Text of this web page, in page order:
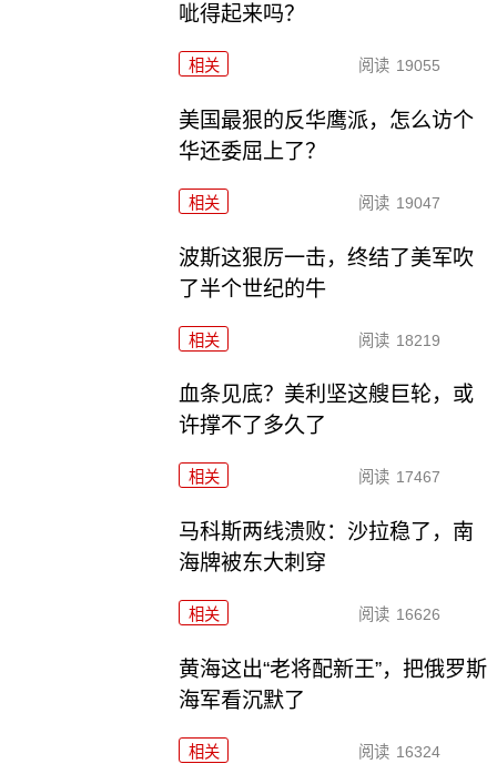
呲得起来吗？
相关 阅读 19055
美国最狠的反华鹰派，怎么访个
华还委屈上了？
相关 阅读 19047
波斯这狠厉一击，终结了美军吹
了半个世纪的牛
相关 阅读 18219
血条见底？美利坚这艘巨轮，或
许撑不了多久了
相关 阅读 17467
马科斯两线溃败：沙拉稳了，南
海牌被东大刺穿
相关 阅读 16626
黄海这出“老将配新王”，把俄罗斯
海军看沉默了
相关 阅读 16324